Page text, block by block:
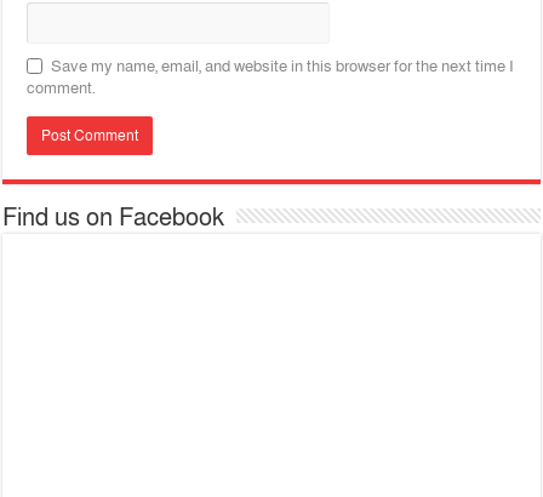
Save my name, email, and website in this browser for the next time I
comment.
Find us on Facebook